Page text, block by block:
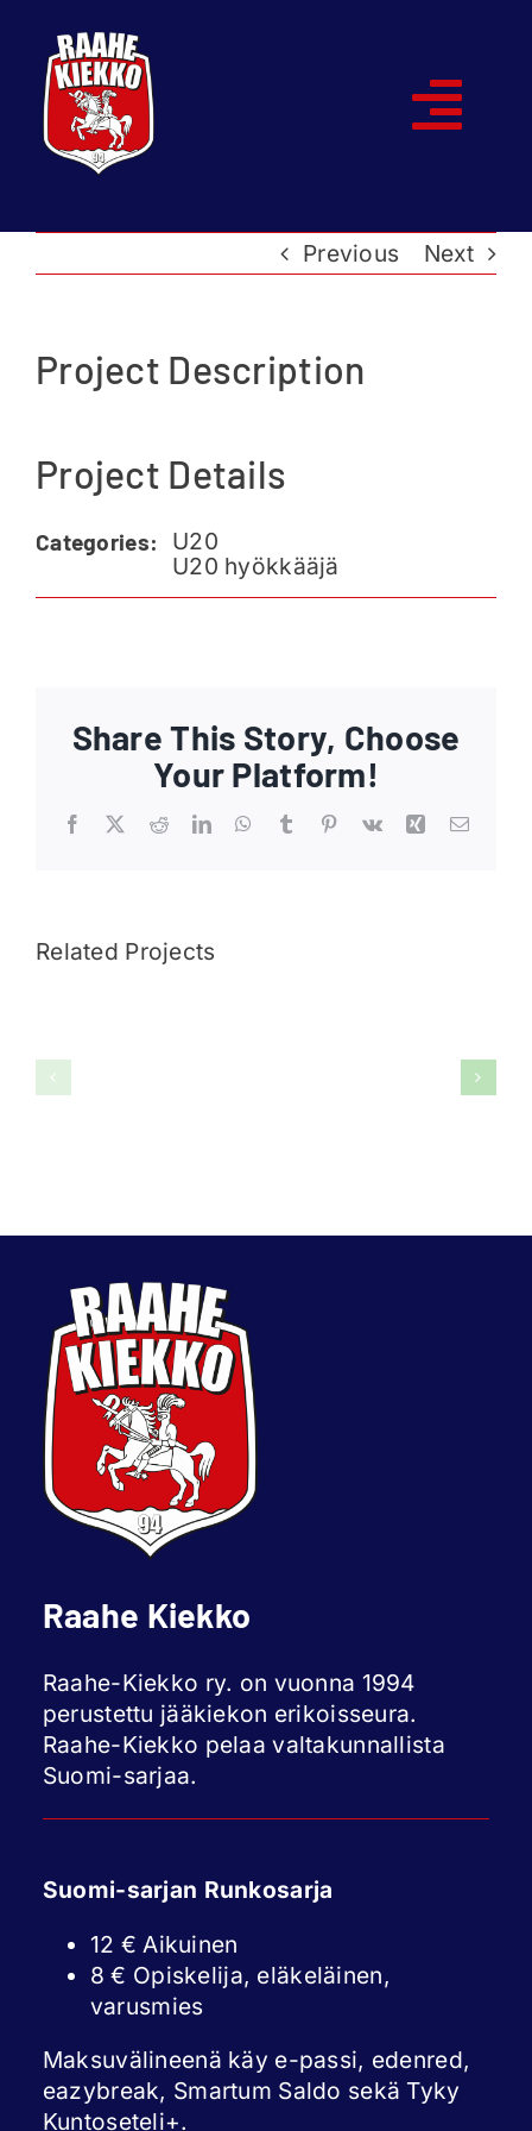
content
Joukkueet
Ottelut
Historia
Ajankohtaista
Previous Next
Project Description
Project Details
Categories:
U20
U20 hyökkääjä
Share This Story, Choose
Your Platform!
Facebook RedditLinkedInWhatsApp
Tumblr Pinterest
Vk XingEmail
Related Projects
Topi
Raahe Kiekko
Raahe-Kiekko ry. on vuonna 1994
perustettu jääkiekon erikoisseura.
Raahe-Kiekko pelaa valtakunnallista
Suomi-sarjaa.
Suomi-sarjan Runkosarja
12 € Aikuinen
8 € Opiskelija, eläkeläinen,
varusmies
Maksuvälineenä käy e-passi, edenred,
eazybreak, Smartum Saldo sekä Tyky
Kuntoseteli+.